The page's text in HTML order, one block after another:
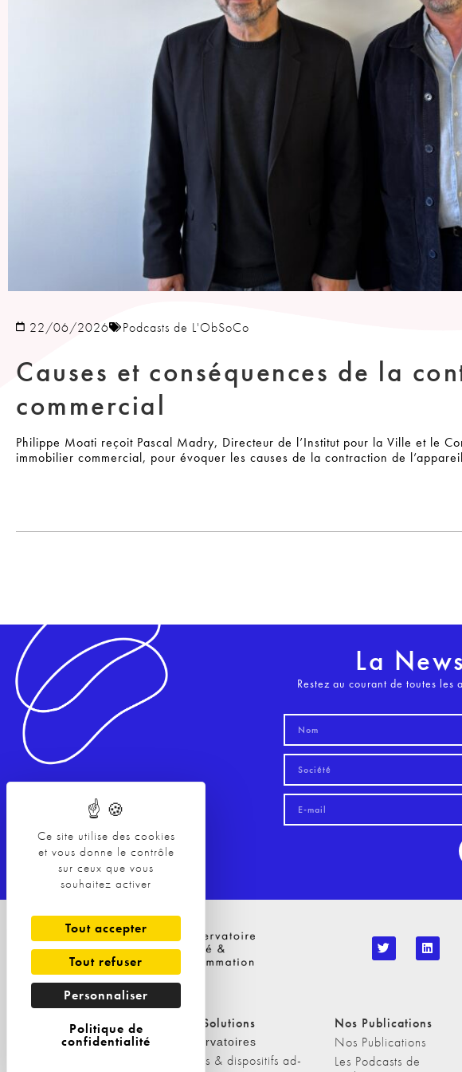
Ce site utilise des cookies
et vous donne le contrôle
sur ceux que vous
souhaitez activer
Tout accepter
Tout refuser
Personnaliser
Politique de
confidentialité
22/06/2026 Podcasts de L'ObSoCo
Causes et conséquences de la
commercial
Philippe Moati reçoit Pascal Madry, Directeur de l’Institut pour la Ville et le
immobilier commercial, pour évoquer les causes de la contraction de
La
Restez au courant de toutes
Nos Solutions
A propos
Nos Solutions
Observatoires
Etudes & dispositifs ad-
Nos Publications
Nos Publications
Les Podcasts de